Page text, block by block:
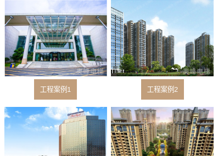
工程案例1 工程案例2